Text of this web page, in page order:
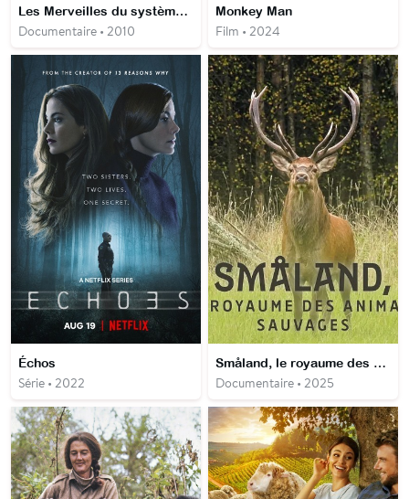
Les Merveilles du système solaire
Documentaire • 2010
Monkey Man
Film • 2024
Échos
Série • 2022
Småland, le royaume des animaux sauvages
Documentaire • 2025